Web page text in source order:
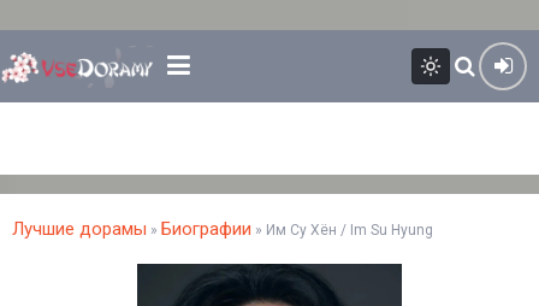
Лучшие дорамы » Биографии » Им Су Хён / Im Su Hyung